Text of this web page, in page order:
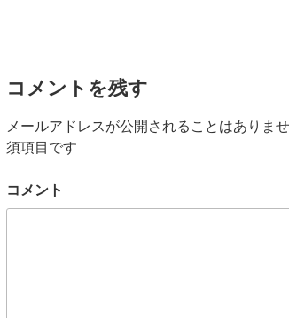
コメントを残す
メールアドレスが公開されることはありませ
須項目です
コメント